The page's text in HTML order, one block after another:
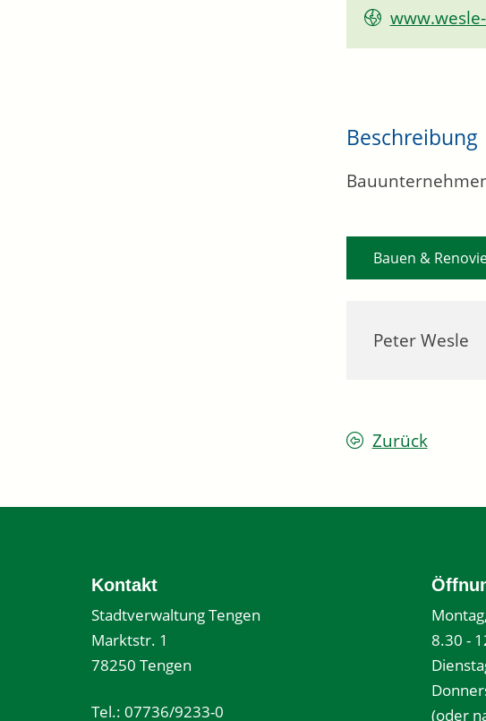
Peter Wesle
Beschreibung
Bauen &
Zurück
Kontakt
Stadtverwaltung Tengen
Marktstr. 1
78250 Tengen
Tel.: 07736/9233-0
8.30 -
(oder